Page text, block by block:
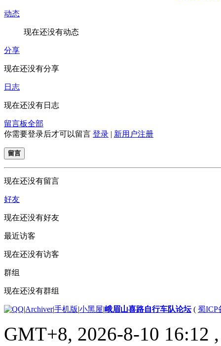
动态
现在还没有动态
分享
现在还没有分享
日志
现在还没有日志
留言板全部
你需要登录后才可以留言 登录 | 新用户注册
留言
现在还没有留言
好友
现在还没有好友
最近访客
现在还没有访客
群组
现在还没有群组
|Archiver|手机版|小黑屋|峨眉山喜路自行车队论坛( 蜀ICP
GMT+8, 2026-8-10 16:12